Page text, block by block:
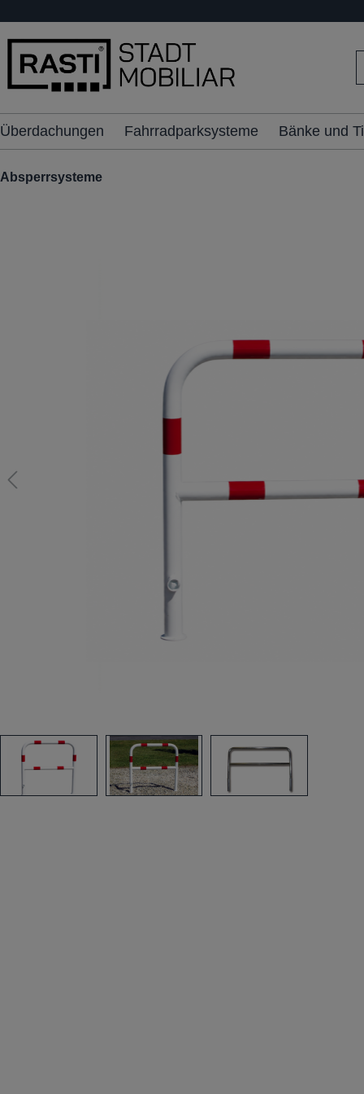
springen
Überdachungen Fahrradparksysteme Bänke und
Absperrsysteme